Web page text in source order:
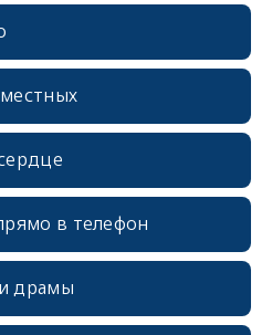
в телефон
драмы